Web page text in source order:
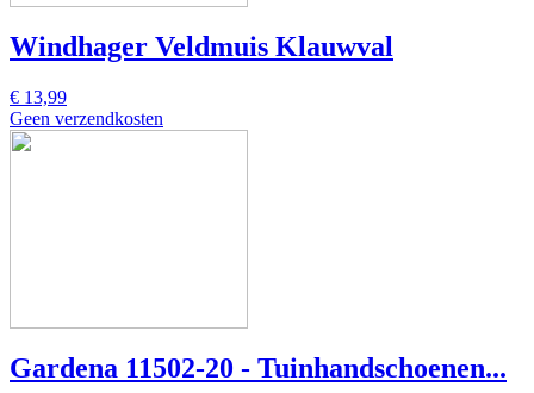
Windhager Veldmuis Klauwval
€ 13,99
Geen verzendkosten
Gardena 11502-20 - Tuinhandschoenen...